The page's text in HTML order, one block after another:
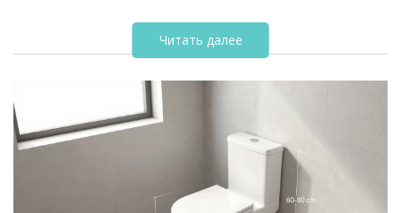
Читать далее